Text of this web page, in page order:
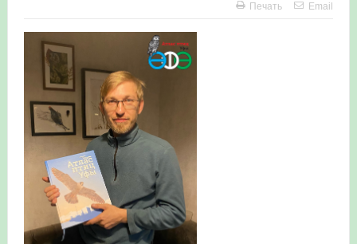
Печать
Email